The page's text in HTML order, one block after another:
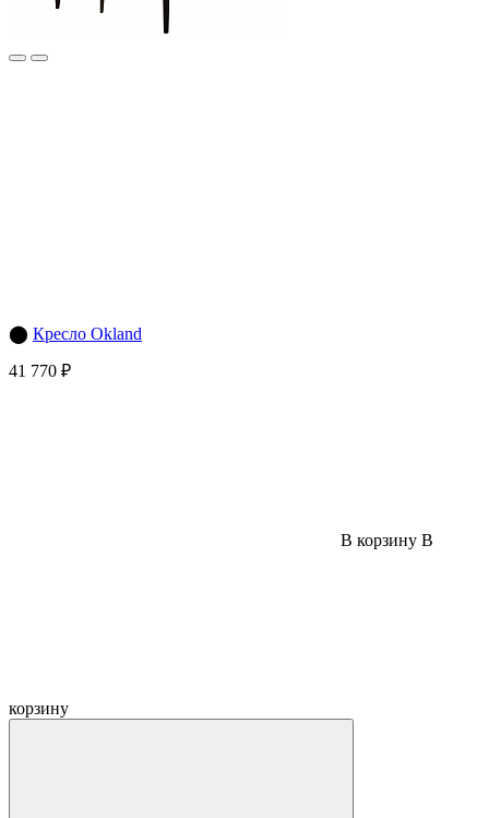
⬤ Кресло Okland
41 770 ₽
В корзину В
корзину